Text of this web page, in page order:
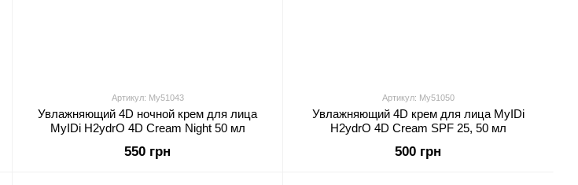
Артикул: My51043
Увлажняющий 4D ночной крем для лица
MyIDi H2ydrO 4D Cream Night 50 мл
550 грн
Артикул: My51050
Увлажняющий 4D крем для лица MyIDi
H2ydrO 4D Cream SPF 25, 50 мл
500 грн